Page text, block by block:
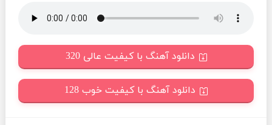
دانلود آهنگ با کیفیت عالی 320
دانلود آهنگ با کیفیت خوب 128